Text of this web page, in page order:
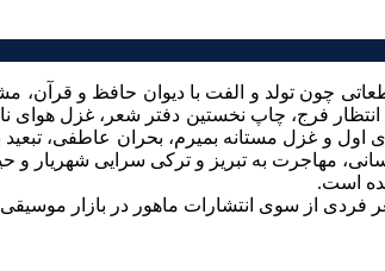
چون تولد و الفت با دیوان حافظ و
انتظار فرج، چاپ نخستین دفتر شعر، غزل
و غزل مستانه بمیرم،‌ بحران عاطفی،‌ تبعید
مهاجرت به تبریز و ترکی سرایی شهریار
است.
فردی از سوی انتشارات ماهور در بازار